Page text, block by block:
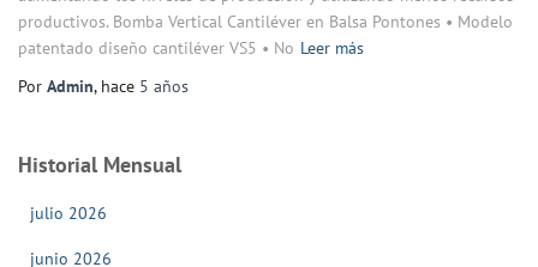
productivos. Bomba Vertical Cantiléver en Balsa Pontones • Modelo
patentado diseño cantiléver VS5 • No Leer más
Por Admin, hace 5 años
Historial Mensual
julio 2026
junio 2026